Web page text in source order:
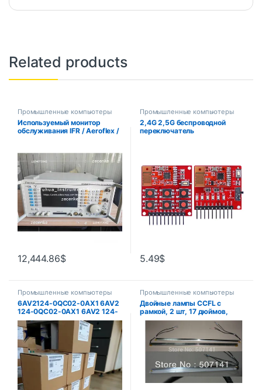
Related products
Промышленные компьютеры
Используемый монитор
обслуживания IFR / Aeroflex /
12,444.86$
Промышленные компьютеры
2,4G 2,5G беспроводной
переключатель
передатчика без
программирования для DIY
встроенная кнопка пары
5.49$
Промышленные компьютеры
6AV2124-0QC02-0AX1 6AV2
124-0QC02-0AX1 6AV2 124-
0QC02-0AX0 СЕНСОРНЫЙ
ЭКРАН HMI 15 ДЮЙМОВ
Промышленные компьютеры
Двойные лампы CCFL с
рамкой, 2 шт, 17 дюймов,
Подсветка ЖК-дисплея с
корпусом, CCFL с крышкой,
CCFL: 355 мм X2, 4, рамка:
мм x 7 мм